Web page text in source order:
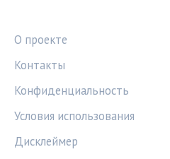
О проекте
Контакты
Конфиденциальность
Условия использования
Дисклеймер